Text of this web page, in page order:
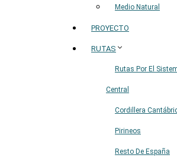
Medio Natural
PROYECTO
RUTAS
Rutas Por El
Central
Cordillera
Pirineos
Resto De España